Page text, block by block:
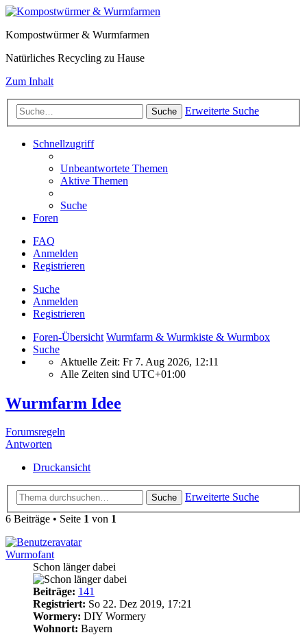
Kompostwürmer & Wurmfarmen
Natürliches Recycling zu Hause
Zum Inhalt
Suche Erweiterte Suche
Schnellzugriff
Unbeantwortete Themen
Aktive Themen
Suche
Foren
FAQ
Anmelden
Registrieren
Suche
Anmelden
Registrieren
Foren-Übersicht Wurmfarm & Wurmkiste & Wurmbox
Suche
Aktuelle Zeit: Fr 7. Aug 2026, 12:11
Alle Zeiten sind UTC+01:00
Wurmfarm Idee
Forumsregeln
Antworten
Druckansicht
Suche
Erweiterte Suche
6 Beiträge • Seite 1 von 1
Wurmofant
Schon länger dabei
Beiträge: 141
Registriert: So 22. Dez 2019, 17:21
Wormery: DIY Wormery
Wohnort: Bayern